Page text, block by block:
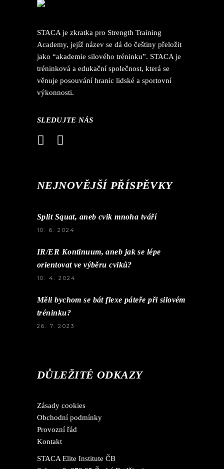
STACA je zkratka pro Strength Training
Academy, jejíž název se dá do češtiny přeložit
jako “akademie silového tréninku”. STACA je
tréninková a edukační společnost, která se
věnuje posouvání hranic lidské a sportovní
výkonnosti.
SLEDUJTE NÁS
NEJNOVĚJŠÍ PŘÍSPĚVKY
Split Squat, aneb cvik mnoha tváří
10. 6. 2024
IR/ER Kontinuum, aneb jak se lépe
orientovat ve výběru cviků?
10. 4. 2024
Měli bychom se bát flexe páteře při silovém
tréninku?
26. 7. 2023
DŮLEŽITÉ ODKAZY
Zásady cookies
Obchodní podmínky
Provozní řád
Kontakt
STACA Elite Institute ČB